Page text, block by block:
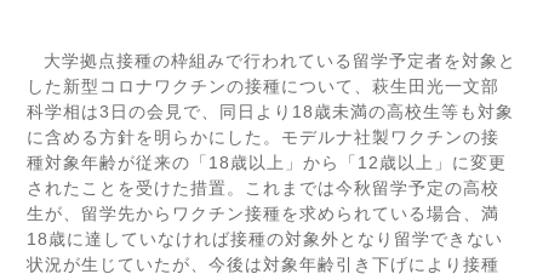
大学拠点接種の枠組みで行われている留学予定者を対象と
した新型コロナワクチンの接種について、萩生田光一文部
科学相は3 日の会見で、同日より 18歳未満の高校生等も対象
に含める方針を明らかにした。モデルナ社製ワクチンの接
種対象年齢が従来の「 18歳以上」から「 12歳以上」に変更
されたことを受けた措置。これまでは今秋留学予定の高校
生が、留学先からワクチン接種を求められている場合、満
18歳に達していなければ接種の対象外となり留学できない
状況が生じていたが、今後は対象年齢引き下げにより接種